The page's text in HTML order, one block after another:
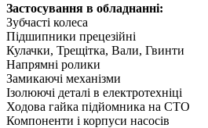
Застосування в обладнанні:
Зубчасті колеса
Підшипники прецезійні
Кулачки, Трещітка, Вали, Гвинти
Напрямні ролики
Замикаючі механізми
Ізолюючі деталі в електротехніці
Ходова гайка підйомника на СТО
Компоненти і корпуси насосів